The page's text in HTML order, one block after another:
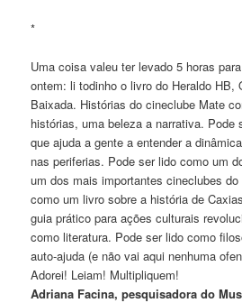
*
Uma coisa valeu ter levado 5 horas
ontem: li todinho o livro do Heraldo HB,
Baixada. Histórias do cineclube Mate
histórias, uma beleza a narrativa. Pode
que ajuda a gente a entender a
nas periferias. Pode ser lido como um
um dos mais importantes cineclubes
como um livro sobre a história de
guia prático para ações culturais
como literatura. Pode ser lido como
auto-ajuda (e não vai aqui nenhuma
Adorei! Leiam! Multipliquem!
Adriana Facina, pesquisadora do